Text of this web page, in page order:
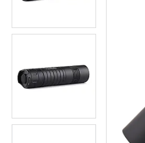
Інші ліхтарі
Акумулятори
Зарядні пристрої для
Зарядні пристрої для батарей